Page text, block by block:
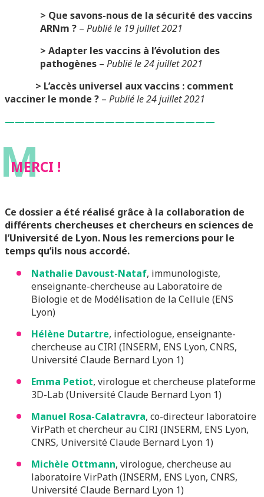
> Que savons-nous de la sécurité des vaccins
ARNm ? – Publié le 19 juillet 2021
> Adapter les vaccins à l’évolution des
pathogènes – Publié le 24 juillet 2021
> L’accès universel aux vaccins : comment
vacciner le monde ? – Publié le 24 juillet 2021
—————————————————————
M
MERCI !
Ce dossier a été réalisé grâce à la collaboration de
différents chercheuses et chercheurs en sciences de
l’Université de Lyon. Nous les remercions pour le
temps qu’ils nous accordé.
Nathalie Davoust-Nataf, immunologiste,
enseignante-chercheuse au Laboratoire de
Biologie et de Modélisation de la Cellule (ENS
Lyon)
Hélène Dutartre, infectiologue, enseignante-
chercheuse au CIRI (INSERM, ENS Lyon, CNRS,
Université Claude Bernard Lyon 1)
Emma Petiot, virologue et chercheuse plateforme
3D-Lab (Université Claude Bernard Lyon 1)
Manuel Rosa-Calatravra, co-directeur laboratoire
VirPath et chercheur au CIRI (INSERM, ENS Lyon,
CNRS, Université Claude Bernard Lyon 1)
Michèle Ottmann, virologue, chercheuse au
laboratoire VirPath (INSERM, ENS Lyon, CNRS,
Université Claude Bernard Lyon 1)